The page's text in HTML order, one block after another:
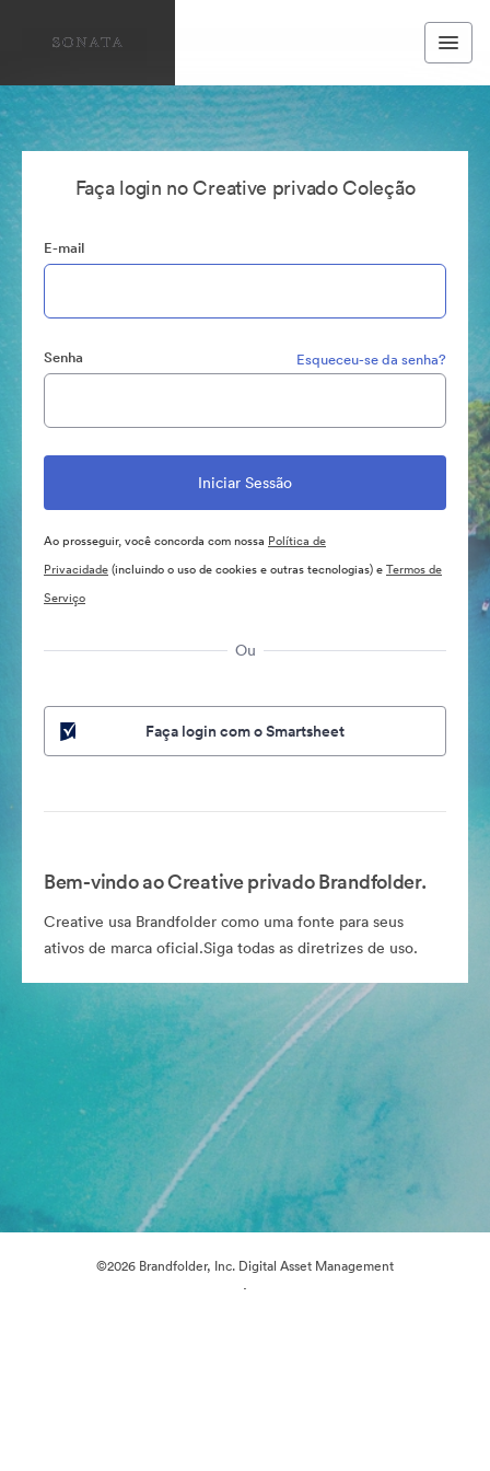
Faça login no Creative privado Coleção
E-mail
Senha Esqueceu-se da senha?
Ao prosseguir, você concorda com nossa Política de
Privacidade(incluindo o uso de cookies e outras tecnologias) eTermos de
Serviço
Ou
Faça login com o Smartsheet
Bem-vindo ao Creative privado Brandfolder.
Creative usa Brandfolder como uma fonte para seus
ativos de marca oficial.Siga todas as diretrizes de uso.
©2026 Brandfolder, Inc. Digital Asset Management
·